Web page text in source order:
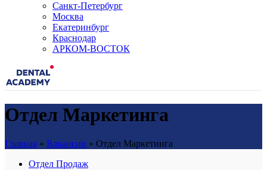
Санкт-Петербург
Москва
Екатеринбург
Краснодар
АРКОМ-ВОСТОК
Отдел Маркетинга
Главная » Вакансии » Отдел Маркетинга
Отдел Продаж